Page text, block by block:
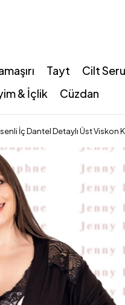
Tayt Cilt
& İçlik Cüzdan
İç Dantel Detaylı Üst Viskon